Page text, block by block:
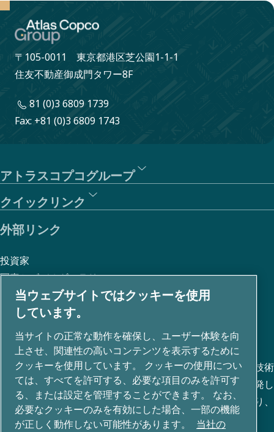
〒105-0011 東京都港区芝公園1-1-1
住友不動産御成門タワー8F
81 (0)3 6809 1739
Fax: +81 (0)3 6809 1743
アトラスコプコグループ
クイックリンク
外部リンク
投資家
写真とビデオギャラリー
私たちについて
アトラスコプコグループは、圧縮空気、真空、産業、電力技術
など、さまざまな事業分野で革新的なソリューションを開発し
ています。80+ ブランドのグローバルポートフォリオにより、
未来を変革するテクノロジーを可能にします。
当ウェブサイトではクッキーを使用
しています。
当サイトの正常な動作を確保し、ユーザー体験を向
上させ、関連性の高いコンテンツを表示するために
クッキーを使用しています。 クッキーの使用につい
ては、すべてを許可する、必要な項目のみを許可す
る、または設定を管理することができます。 なお、
必要なクッキーのみを有効にした場合、一部の機能
が正しく動作しない可能性があります。
当社の